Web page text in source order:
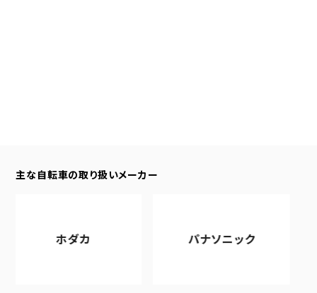
主な自転車の取り扱いメーカー
ホダカ パナソニック